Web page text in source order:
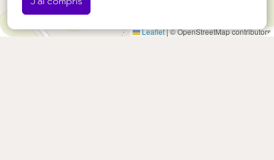
Leaflet|© OpenStreetMap contributors